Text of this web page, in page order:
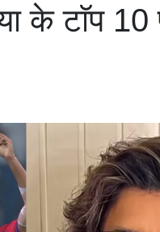
के टाॅप 10